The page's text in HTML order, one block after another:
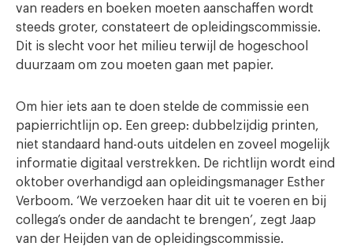
van readers en boeken moeten aanschaffen wordt
steeds groter, constateert de opleidingscommissie.
Dit is slecht voor het milieu terwijl de hogeschool
duurzaam om zou moeten gaan met papier.
Om hier iets aan te doen stelde de commissie een
papierrichtlijn op. Een greep: dubbelzijdig printen,
niet standaard hand-outs uitdelen en zoveel mogelijk
informatie digitaal verstrekken. De richtlijn wordt eind
oktober overhandigd aan opleidingsmanager Esther
Verboom. ‘We verzoeken haar dit uit te voeren en bij
collega’s onder de aandacht te brengen’, zegt Jaap
van der Heijden van de opleidingscommissie.